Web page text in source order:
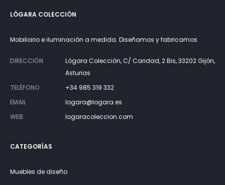
LÓGARA COLECCIÓN
Mobiliario e iluminación a medida. Diseñamos y fabricamos
DIRECCIÓN
Lógara Colección, C/ Caridad, 2 Bis, 33202 Gijón,
Asturias
TELÉFONO
+34 985 319 332
EMAIL
logara@logara.es
WEB
logaracoleccion.com
CATEGORÍAS
Muebles de diseño